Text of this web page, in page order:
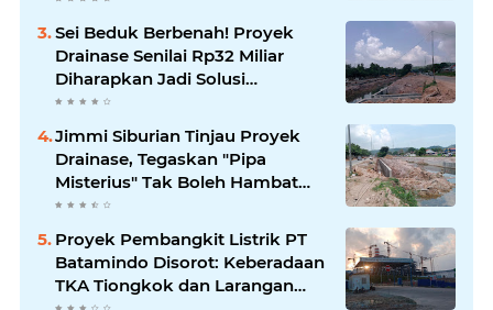
Sei Beduk Berbenah! Proyek
Drainase Senilai Rp32 Miliar
Diharapkan Jadi Solusi
Permanen Atasi Banjir
Jimmi Siburian Tinjau Proyek
Drainase, Tegaskan "Pipa
Misterius" Tak Boleh Hambat
Pembangunan di Sei Beduk
Proyek Pembangkit Listrik PT
Batamindo Disorot: Keberadaan
TKA Tiongkok dan Larangan